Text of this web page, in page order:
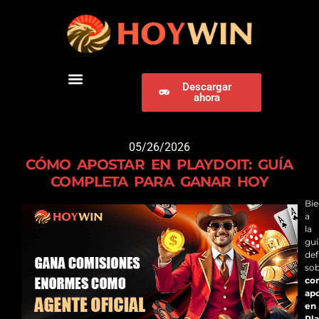
Descargar
ahora
05/26/2026
CÓMO APOSTAR EN PLAYDOIT: GUÍA
COMPLETA PARA GANAR HOY
a
la
en